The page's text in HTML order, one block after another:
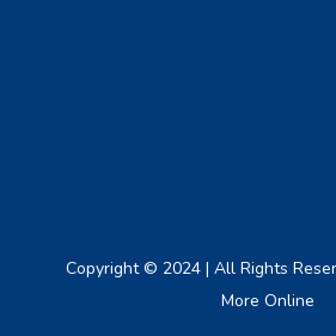
Copyright © 2024 | All Rights
More Online